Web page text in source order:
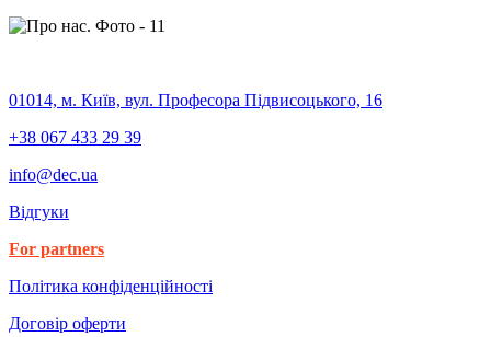
01014, м. Київ, вул. Професора Підвисоцького, 16
+38 067 433 29 39
info@dec.ua
Відгуки
For partners
Політика конфіденційності
Договір оферти